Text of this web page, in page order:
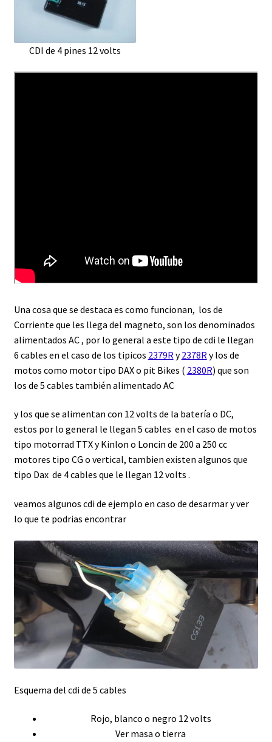
CDI de 4 pines 12 volts
Una cosa que se destaca es como funcionan, los de
Corriente que les llega del magneto, son los denominados
alimentados AC , por lo general a este tipo de cdi le llegan
6 cables en el caso de los tipicos 2379R y2378R y los de
motos como motor tipo DAX o pit Bikes ( 2380R) que son
los de 5 cables también alimentado AC
y los que se alimentan con 12 volts de la batería o DC,
estos por lo general le llegan 5 cables en el caso de motos
tipo motorrad TTX y Kinlon o Loncin de 200 a 250 cc
motores tipo CG o vertical, tambien existen algunos que
tipo Dax de 4 cables que le llegan 12 volts .
veamos algunos cdi de ejemplo en caso de desarmar y ver
lo que te podrias encontrar
Esquema del cdi de 5 cables
Rojo, blanco o negro 12 volts
Ver masa o tierra